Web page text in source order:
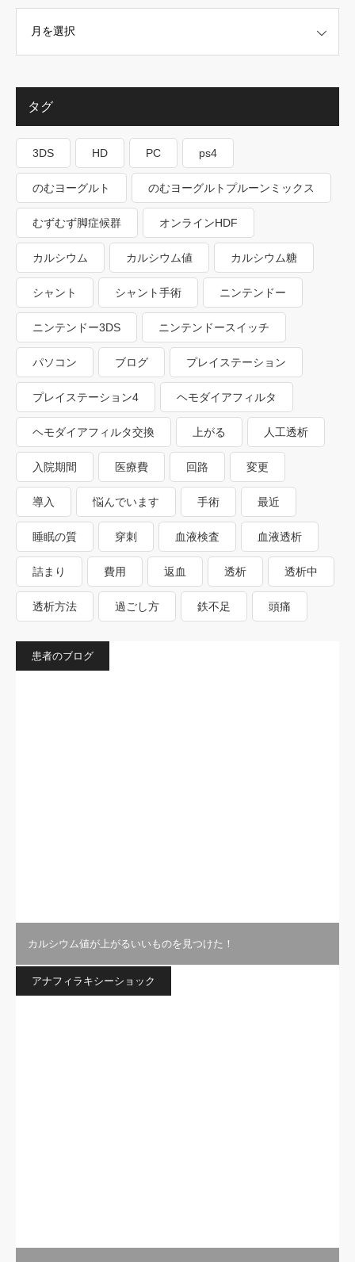
タグ
3DS HD PC ps4
のむヨーグルト のむヨーグルトプルーンミックス
むずむず脚症候群 オンラインHDF
カルシウム カルシウム値 カルシウム糖
シャント シャント手術 ニンテンドー
ニンテンドー3DS ニンテンドースイッチ
パソコン ブログ プレイステーション
プレイステーション4 ヘモダイアフィルタ
ヘモダイアフィルタ交換 上がる 人工透析
入院期間 医療費 回路 変更
導入 悩んでいます 手術 最近
睡眠の質 穿刺 血液検査 血液透析
詰まり 費用 返血 透析 透析中
透析方法 過ごし方 鉄不足 頭痛
患者のブログ
カルシウム値が上がるいいものを見つけた！
アナフィラキシーショック